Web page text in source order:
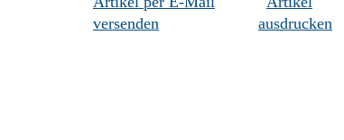
versenden
ausdrucken